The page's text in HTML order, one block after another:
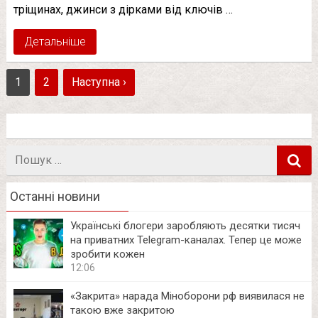
тріщинах, джинси з дірками від ключів …
Детальніше
1 2 Наступна ›
Пошук
Останні новини
Українські блогери заробляють десятки тисяч
на приватних Telegram-каналах. Тепер це може
зробити кожен
12:06
«Закрита» нарада Міноборони рф виявилася не
такою вже закритою